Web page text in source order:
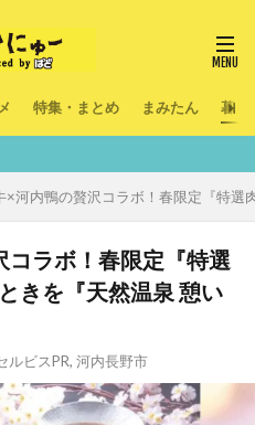
特集・まとめ まみたん 暮ら
×河内鴨の贅沢コラボ！春限定『特選
ラボ！春限定『特選
きを『天然温泉 憩い
ルビスPR, 河内長野市